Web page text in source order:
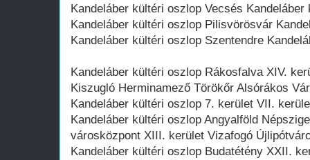
Kandeláber kültéri oszlop Vecsés
Kandeláber kültéri oszlop Pilisvörösvár
Kandeláber kültéri oszlop Szentendre
Kandeláber kültéri oszlop Rákosfalva XIV.
Kiszugló Herminamező Törökőr Alsórákos
Kandeláber kültéri oszlop 7. kerület VII.
Kandeláber kültéri oszlop Angyalföld
városközpont XIII. kerület Vizafogó
Kandeláber kültéri oszlop Budatétény XXII.